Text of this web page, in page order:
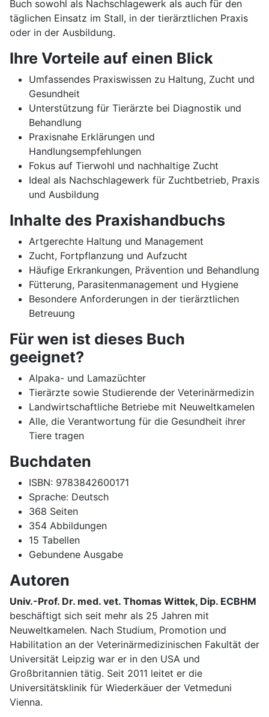
Buch sowohl als Nachschlagewerk als auch für den
täglichen Einsatz im Stall, in der tierärztlichen Praxis
oder in der Ausbildung.
Ihre Vorteile auf einen Blick
Umfassendes Praxiswissen zu Haltung, Zucht und
Gesundheit
Unterstützung für Tierärzte bei Diagnostik und
Behandlung
Praxisnahe Erklärungen und
Handlungsempfehlungen
Fokus auf Tierwohl und nachhaltige Zucht
Ideal als Nachschlagewerk für Zuchtbetrieb, Praxis
und Ausbildung
Inhalte des Praxishandbuchs
Artgerechte Haltung und Management
Zucht, Fortpflanzung und Aufzucht
Häufige Erkrankungen, Prävention und Behandlung
Fütterung, Parasitenmanagement und Hygiene
Besondere Anforderungen in der tierärztlichen
Betreuung
Für wen ist dieses Buch
geeignet?
Alpaka- und Lamazüchter
Tierärzte sowie Studierende der Veterinärmedizin
Landwirtschaftliche Betriebe mit Neuweltkamelen
Alle, die Verantwortung für die Gesundheit ihrer
Tiere tragen
Buchdaten
ISBN: 9783842600171
Sprache: Deutsch
368 Seiten
354 Abbildungen
15 Tabellen
Gebundene Ausgabe
Autoren
Univ.-Prof. Dr. med. vet. Thomas Wittek, Dip. ECBHM
beschäftigt sich seit mehr als 25 Jahren mit
Neuweltkamelen. Nach Studium, Promotion und
Habilitation an der Veterinärmedizinischen Fakultät der
Universität Leipzig war er in den USA und
Großbritannien tätig. Seit 2011 leitet er die
Universitätsklinik für Wiederkäuer der Vetmeduni
Vienna.